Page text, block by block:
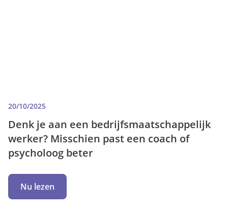
20/10/2025
Denk je aan een bedrijfsmaatschappelijk
werker? Misschien past een coach of
psycholoog beter
Nu lezen